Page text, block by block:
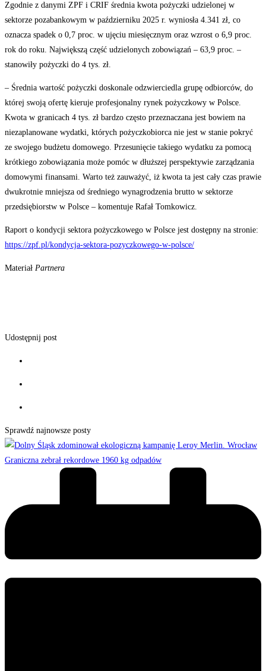
Zgodnie z danymi ZPF i CRIF średnia kwota pożyczki udzielonej w
sektorze pozabankowym w październiku 2025 r. wyniosła 4.341 zł, co
oznacza spadek o 0,7 proc. w ujęciu miesięcznym oraz wzrost o 6,9 proc.
rok do roku. Największą część udzielonych zobowiązań – 63,9 proc. –
stanowiły pożyczki do 4 tys. zł.
– Średnia wartość pożyczki doskonale odzwierciedla grupę odbiorców, do
której swoją ofertę kieruje profesjonalny rynek pożyczkowy w Polsce.
Kwota w granicach 4 tys. zł bardzo często przeznaczana jest bowiem na
niezaplanowane wydatki, których pożyczkobiorca nie jest w stanie pokryć
ze swojego budżetu domowego. Przesunięcie takiego wydatku za pomocą
krótkiego zobowiązania może pomóc w dłuższej perspektywie zarządzania
domowymi finansami. Warto też zauważyć, iż kwota ta jest cały czas prawie
dwukrotnie mniejsza od średniego wynagrodzenia brutto w sektorze
przedsiębiorstw w Polsce – komentuje Rafał Tomkowicz.
Raport o kondycji sektora pożyczkowego w Polsce jest dostępny na stronie:
https://zpf.pl/kondycja-sektora-pozyczkowego-w-polsce/
Materiał Partnera
Udostępnij post
Sprawdź najnowsze posty